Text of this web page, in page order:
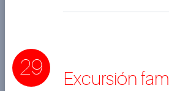
29
Excursión